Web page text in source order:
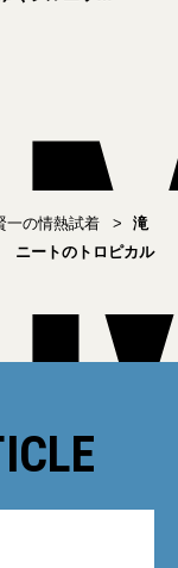
一の情熱試着
滝
ニートのトロピカル